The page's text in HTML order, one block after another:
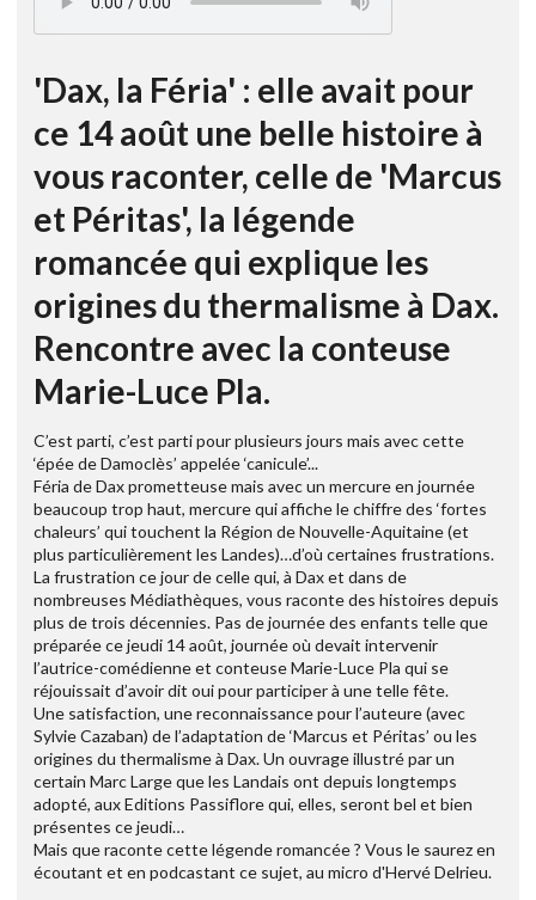
'Dax, la Féria' : elle avait pour
ce 14 août une belle histoire à
vous raconter, celle de 'Marcus
et Péritas', la légende
romancée qui explique les
origines du thermalisme à Dax.
Rencontre avec la conteuse
Marie-Luce Pla.
C’est parti, c’est parti pour plusieurs jours mais avec cette
‘épée de Damoclès’ appelée ‘canicule’...
Féria de Dax prometteuse mais avec un mercure en journée
beaucoup trop haut, mercure qui affiche le chiffre des ‘fortes
chaleurs’ qui touchent la Région de Nouvelle-Aquitaine (et
plus particulièrement les Landes)…d’où certaines frustrations.
La frustration ce jour de celle qui, à Dax et dans de
nombreuses Médiathèques, vous raconte des histoires depuis
plus de trois décennies. Pas de journée des enfants telle que
préparée ce jeudi 14 août, journée où devait intervenir
l’autrice-comédienne et conteuse Marie-Luce Pla qui se
réjouissait d’avoir dit oui pour participer à une telle fête.
Une satisfaction, une reconnaissance pour l’auteure (avec
Sylvie Cazaban) de l’adaptation de ‘Marcus et Péritas’ ou les
origines du thermalisme à Dax. Un ouvrage illustré par un
certain Marc Large que les Landais ont depuis longtemps
adopté, aux Editions Passiflore qui, elles, seront bel et bien
présentes ce jeudi…
Mais que raconte cette légende romancée ? Vous le saurez en
écoutant et en podcastant ce sujet, au micro d'Hervé Delrieu.